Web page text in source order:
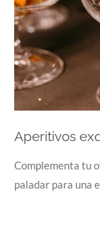
Aperitivos
Complementa tu
paladar para una